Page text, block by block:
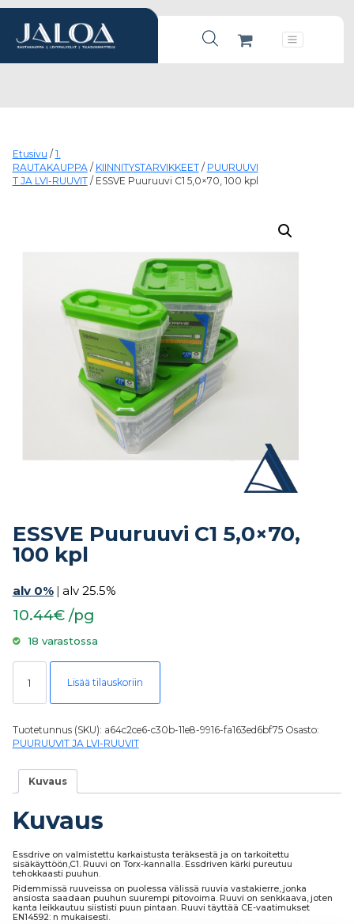
Products search
Päävalikko
Etusivu / 1.
RAUTAKAUPPA/ KIINNITYSTARVIKKEET/ PUURUUVI
T JA LVI-RUUVIT/ ESSVE Puuruuvi C1 5,0×70, 100 kpl
ESSVE Puuruuvi C1 5,0×70,
100 kpl
alv 0% | alv 25.5%
10.44€ /pg
18 varastossa
ESSVE Puuruuvi C1 5,0x70, 100 kpl määrä
Lisää tilauskoriin
Tuotetunnus (SKU): a64c2ce6-c30b-11e8-9916-fa163ed6bf75 Osasto:
PUURUUVIT JA LVI-RUUVIT
Kuvaus
Kuvaus
Essdrive on valmistettu karkaistusta teräksestä ja on tarkoitettu
sisäkäyttöön,C1. Ruuvi on Torx-kannalla. Essdriven kärki pureutuu
tehokkaasti puuhun.
Pidemmissä ruuveissa on puolessa välissä ruuvia vastakierre, jonka
ansiosta saadaan puuhun suurempi pitovoima. Ruuvi on senkkaava, joten
kanta leikkautuu siististi puun pintaan. Ruuvi täyttää CE-vaatimukset
EN14592: n mukaisesti.